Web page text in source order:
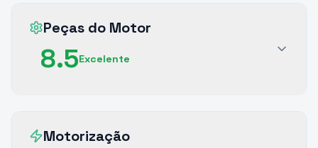
Peças do Motor
8.5Excelente
Motorização